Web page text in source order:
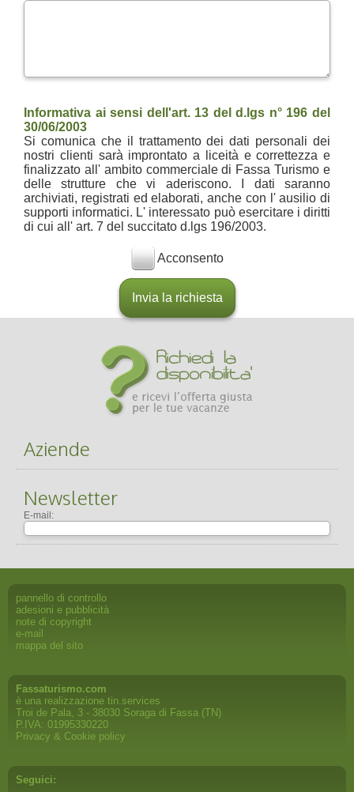
Informativa ai sensi dell'art. 13 del d.lgs n° 196 del
30/06/2003
Si comunica che il trattamento dei dati personali dei
nostri clienti sarà improntato a liceità e correttezza e
finalizzato all' ambito commerciale di Fassa Turismo e
delle strutture che vi aderiscono. I dati saranno
archiviati, registrati ed elaborati, anche con l' ausilio di
supporti informatici. L' interessato può esercitare i diritti
di cui all' art. 7 del succitato d.lgs 196/2003.
Acconsento
Aziende
Newsletter
E-mail:
pannello di controllo
adesioni e pubblicità
note di copyright
e-mail
mappa del sito
Fassaturismo.com
è una realizzazione tin.services
Troi de Pala, 3 - 38030 Soraga di Fassa (TN)
P.IVA: 01995330220
Privacy & Cookie policy
Seguici: